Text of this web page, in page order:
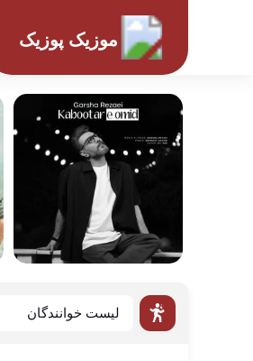
موزیک پوزیک
لیست خوانندگان